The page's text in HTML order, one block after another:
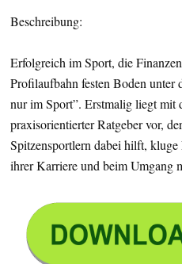
Beschreibung:
Erfolgreich im Sport, die
Profilaufbahn festen Boden unter
nur im Sport”. Erstmalig liegt mit
praxisorientierter Ratgeber vor,
Spitzensportlern dabei hilft,
ihrer Karriere und beim Umgang